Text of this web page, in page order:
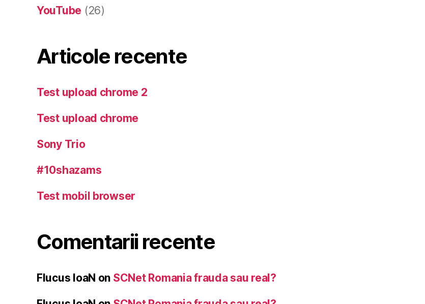
YouTube (26)
Articole recente
Test upload chrome 2
Test upload chrome
Sony Trio
#10shazams
Test mobil browser
Comentarii recente
Flucus IoaN on SCNet Romania frauda sau real?